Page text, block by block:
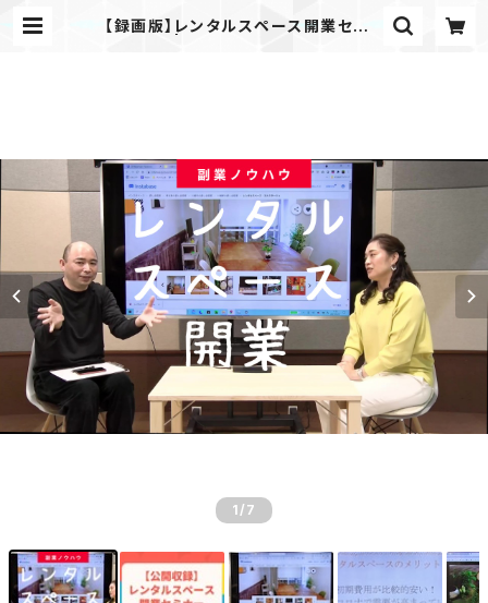
【録画版】レンタルスペース開業セミナ
1 /7